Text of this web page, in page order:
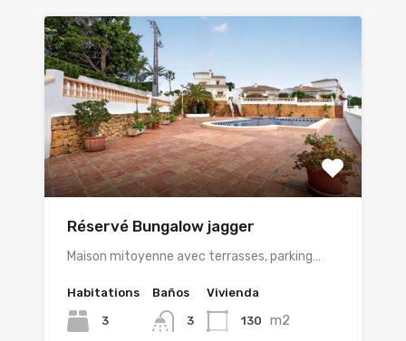
Réservé Bungalow jagger
Maison mitoyenne avec terrasses, parking…
Habitations
3
Baños
3
Vivienda
130 m2